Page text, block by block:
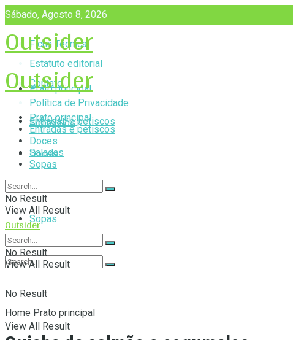
Sábado, Agosto 8, 2026
Ficha Técnica
Estatuto editorial
Contato
Política de Privacidade
Sobre Nós
Outsider
Prato principal
Entradas e petiscos
Doces
Saladas
Sopas
No Result
View All Result
Outsider
Prato principal
Entradas e petiscos
Doces
Saladas
Sopas
No Result
View All Result
Outsider
No Result
View All Result
Home Prato principal